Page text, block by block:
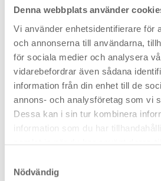
Denna webbplats använder
Vi använder enhetsidentifierare för
och annonserna till användarna,
för sociala medier och analysera
vidarebefordrar även sådana
information från din enhet till de
annons- och analysföretag som vi
Dessa kan i sin tur kombinera
information som du har
Nödvändig
hjälper till att bibehålla
balans som en kvinna
fertila perioden i
Parabenfri och
glidmedel som inte
viktiga kalcium- och
stödjer spermiernas
en barriär, till skillnad från
bundle erbjuder optimal